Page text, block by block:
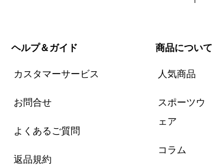
ヘルプ＆ガイド
カスタマーサービス
お問合せ
よくあるご質問
返品規約
商品について
人気商品
スポーツウ
ェア
コラム